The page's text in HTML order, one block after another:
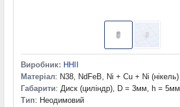
Виробник: HHII
Матеріал: N38, NdFeB, Ni + Cu + Ni (нікель)
Габарити: Диск (циліндр), D = 3мм, h = 5мм
Тип: Неодимовий